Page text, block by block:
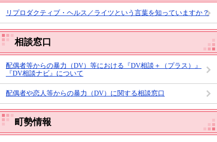
リプロダクティブ・ヘルス／ライツという言葉を知っていますか？
相談窓口
配偶者等からの暴力（DV）等における『DV相談＋（プラス）』
『DV相談ナビ』について
配偶者や恋人等からの暴力（DV）に関する相談窓口
町勢情報